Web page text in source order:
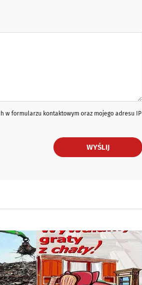
w formularzu kontaktowym oraz mojego adresu IP
WYŚLIJ